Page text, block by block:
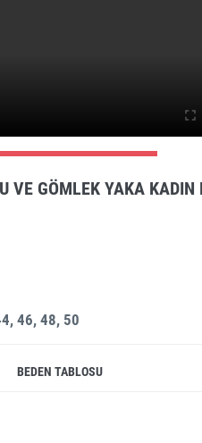
VE GÖMLEK YAKA KADIN
46, 48, 50
BEDEN TABLOSU